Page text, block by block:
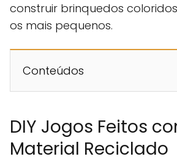
construir brinquedos
os mais pequenos.
Conteúdos
DIY Jogos Feitos
Material Reciclado